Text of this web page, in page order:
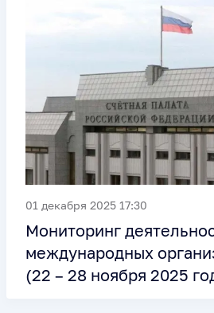
01 декабря 2025 17:30
Мониторинг
международных
(22 – 28 ноября 2025